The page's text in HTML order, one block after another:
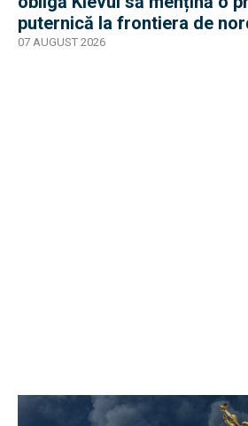
puternică la frontiera de
07 AUGUST 2026